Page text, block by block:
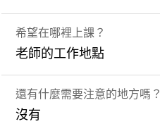
希望在哪裡上課？
老師的工作地點
還有什麼需要注意的地方嗎？
沒有